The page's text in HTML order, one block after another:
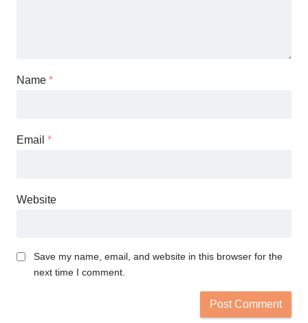
Name *
Email *
Website
Save my name, email, and website in this browser for the
next time I comment.